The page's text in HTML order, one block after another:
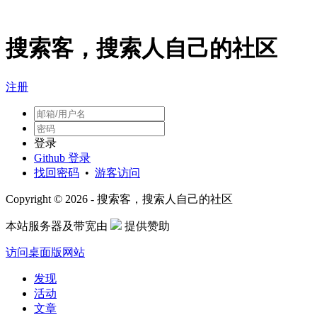
搜索客，搜索人自己的社区
注册
登录
Github 登录
找回密码 • 游客访问
Copyright © 2026 - 搜索客，搜索人自己的社区
本站服务器及带宽由 提供赞助
访问桌面版网站
发现
活动
文章